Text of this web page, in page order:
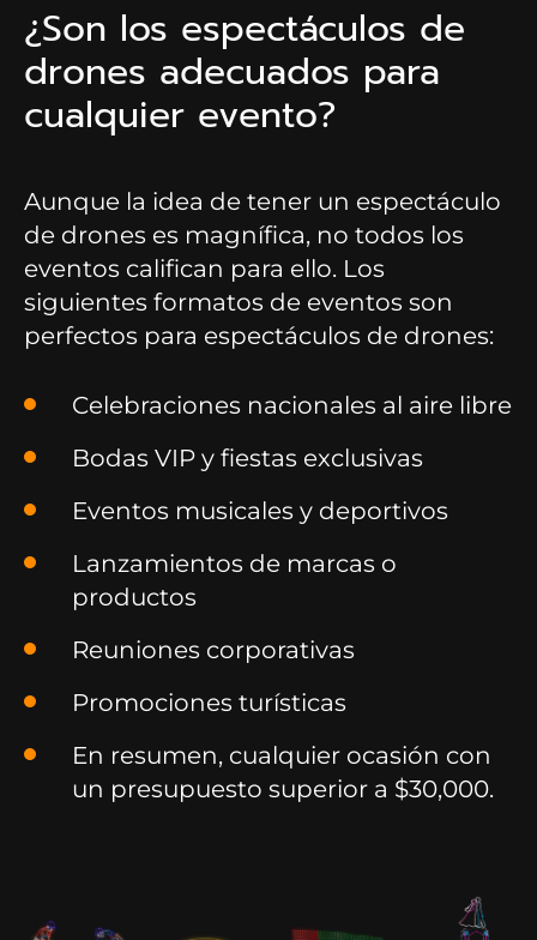
¿Son los espectáculos de
drones adecuados para
cualquier evento?
Aunque la idea de tener un espectáculo
de drones es magnífica, no todos los
eventos califican para ello. Los
siguientes formatos de eventos son
perfectos para espectáculos de drones:
Celebraciones nacionales al aire libre
Bodas VIP y fiestas exclusivas
Eventos musicales y deportivos
Lanzamientos de marcas o
productos
Reuniones corporativas
Promociones turísticas
En resumen, cualquier ocasión con
un presupuesto superior a $30,000.